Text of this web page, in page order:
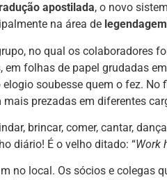
apostilada, o novo
na área de legendagem
no qual os colaboradores
folhas de papel grudadas
soubesse quem o fez.
prezadas em diferentes
brincar, comer, cantar,
diário! É o velho ditado: “Work
no local. Os sócios e colegas